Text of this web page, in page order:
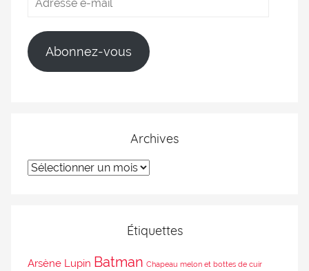
Abonnez-vous
Archives
Étiquettes
Arsène Lupin Batman Chapeau melon et bottes de cuir